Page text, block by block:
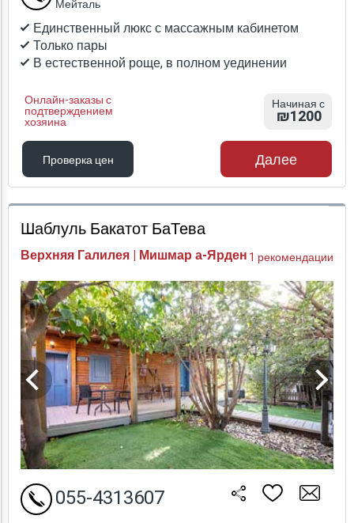
Единственный люкс с массажным кабинетом
Только пары
В естественной роще, в полном уединении
Онлайн-заказы с
подтверждением
хозяина
Мейталь
Начиная с
₪1200
Проверка цен
Проверка цен
Далее
Шаблуль Бакатот БаТева
Верхняя Галилея | Мишмар а-Ярден1 рекомендации
055-4313607